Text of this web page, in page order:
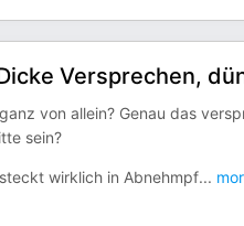
Versprechen,
von allein? Genau das
sein?
wirklich in Abnehmpf...